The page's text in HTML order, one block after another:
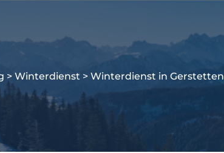
> Winterdienst > Winterdienst in Gerstetten